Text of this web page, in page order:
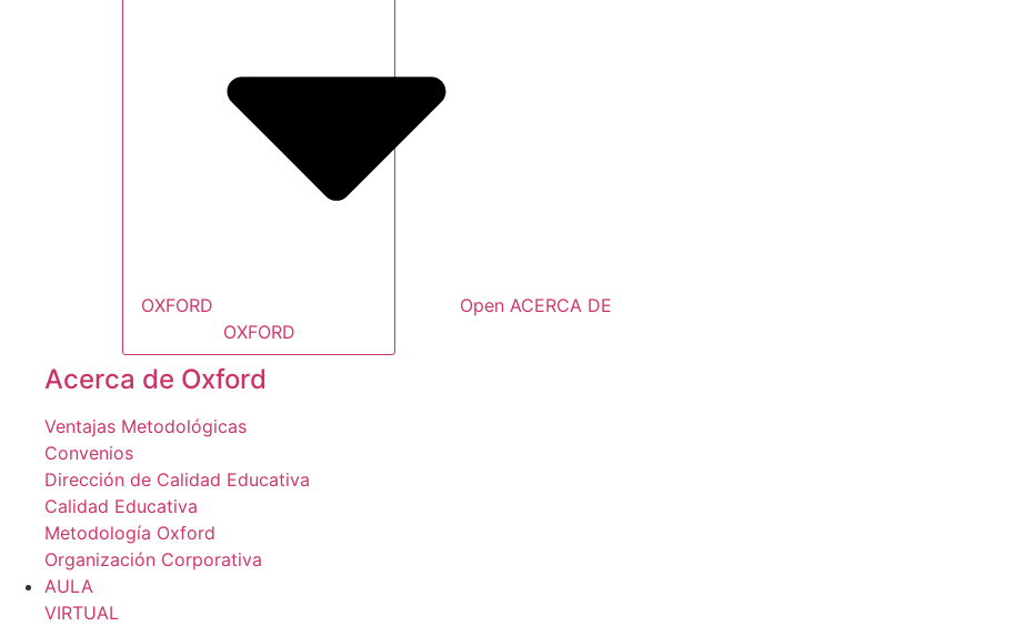
OXFORD
Open ACERCA DE
OXFORD
Acerca de Oxford
Ventajas Metodológicas
Convenios
Dirección de Calidad Educativa
Calidad Educativa
Metodología Oxford
Organización Corporativa
AULA
VIRTUAL